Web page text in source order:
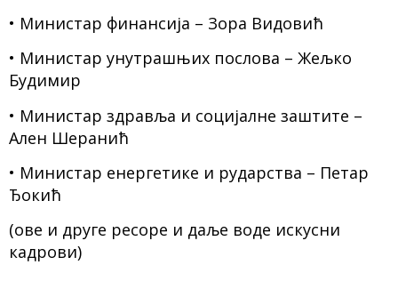
• Министар финансија – Зора Видовић
• Министар унутрашњих послова – Жељко
Будимир
• Министар здравља и социјалне заштите –
Ален Шеранић
• Министар енергетике и рударства – Петар
Ђокић
(овe и друге ресоре и даље воде искусни
кадрови)